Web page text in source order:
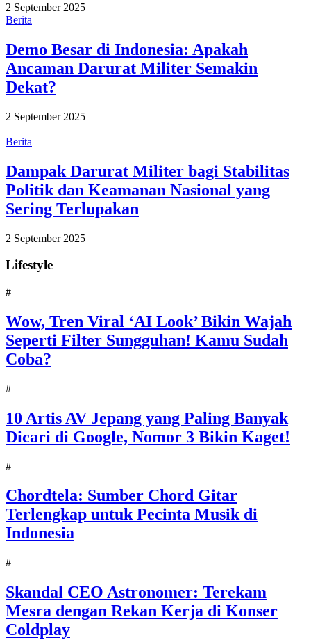
2 September 2025
Berita
Demo Besar di Indonesia: Apakah
Ancaman Darurat Militer Semakin
Dekat?
2 September 2025
Berita
Dampak Darurat Militer bagi Stabilitas
Politik dan Keamanan Nasional yang
Sering Terlupakan
2 September 2025
Lifestyle
#
Wow, Tren Viral ‘AI Look’ Bikin Wajah
Seperti Filter Sungguhan! Kamu Sudah
Coba?
#
10 Artis AV Jepang yang Paling Banyak
Dicari di Google, Nomor 3 Bikin Kaget!
#
Chordtela: Sumber Chord Gitar
Terlengkap untuk Pecinta Musik di
Indonesia
#
Skandal CEO Astronomer: Terekam
Mesra dengan Rekan Kerja di Konser
Coldplay